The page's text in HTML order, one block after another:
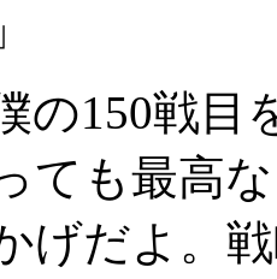
の150戦
ても最高
げだよ。